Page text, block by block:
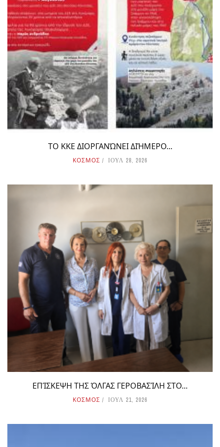
ΤΟ ΚΚΕ ΔΙΟΡΓΑΝΏΝΕΙ ΔΙΉΜΕΡΟ...
ΚΟΣΜΟΣ ΙΟΥΛ 28, 2026
ΕΠΊΣΚΕΨΗ ΤΗΣ ΌΛΓΑΣ ΓΕΡΟΒΑΣΊΛΗ ΣΤΟ...
ΚΟΣΜΟΣ ΙΟΥΛ 21, 2026